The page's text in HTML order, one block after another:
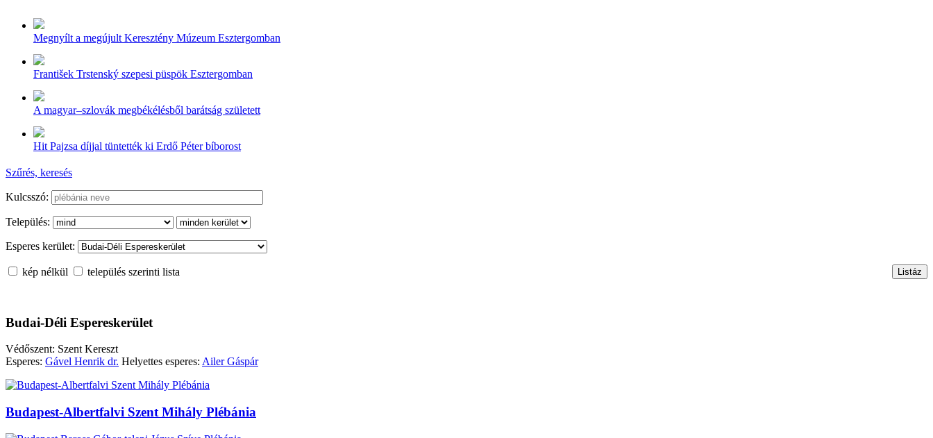
Megnyílt a megújult Keresztény Múzeum Esztergomban
František Trstenský szepesi püspök Esztergomban
A magyar–szlovák megbékélésből barátság született
Hit Pajzsa díjjal tüntették ki Erdő Péter bíborost
Szűrés, keresés
Kulcsszó:
Település:
Esperes kerület:
kép nélkül település szerinti lista
Budai-Déli Espereskerület
Védőszent: Szent Kereszt
Esperes: Gável Henrik dr. Helyettes esperes: Ailer Gáspár
Budapest-Albertfalvi Szent Mihály Plébánia